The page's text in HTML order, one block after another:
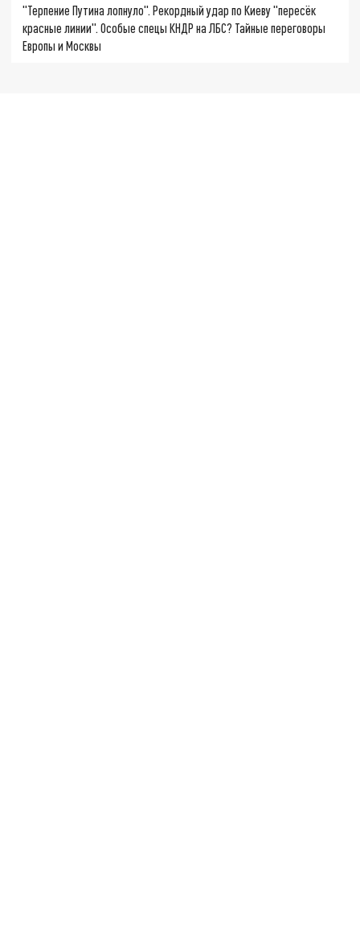
"Терпение Путина лопнуло". Рекордный удар по Киеву "пересёк
красные линии". Особые спецы КНДР на ЛБС? Тайные переговоры
Европы и Москвы